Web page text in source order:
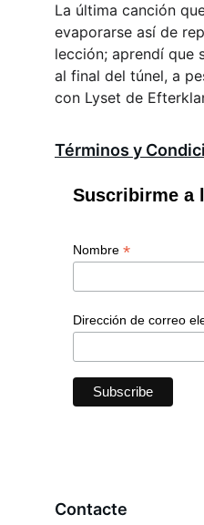
La última canción
evaporarse así de
lección; aprendí que
al final del túnel, a
con Lyset de
Contacte
Términos y